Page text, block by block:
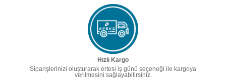
Hızlı Kargo
Siparişlerinizi oluşturarak ertesi iş günü seçeneği ile kargoya
verilmesini sağlayabilirsiniz.